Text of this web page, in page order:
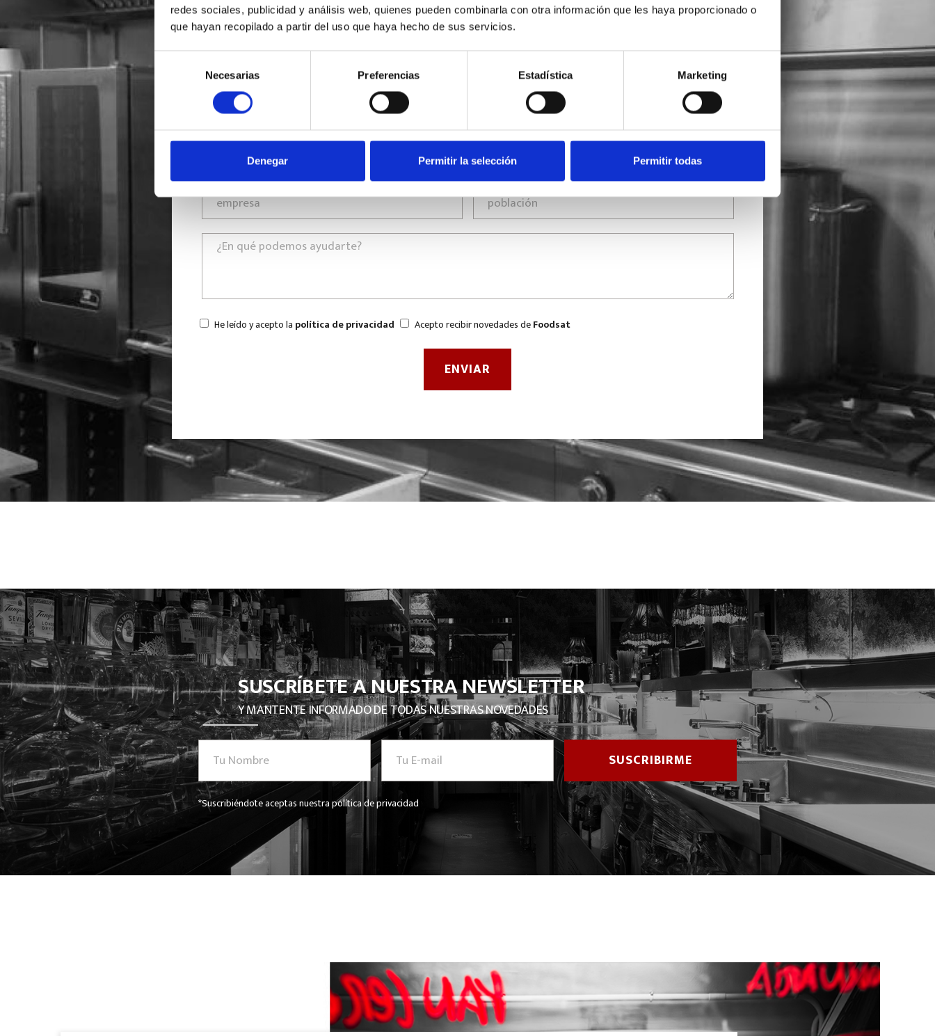
redes sociales, publicidad y análisis web, quienes pueden combinarla con otra información que les haya proporcionado o
que hayan recopilado a partir del uso que haya hecho de sus servicios.
consentimiento
Necesarias Preferencias Estadística Marketing
Denegar Permitir la selección Permitir todas
SOLICITA INFORMACIÓN
He leído y acepto la política de privacidad Acepto recibir novedades deFoodsat
SUSCRÍBETE A NUESTRA NEWSLETTER
Y MANTENTE INFORMADO DE TODAS NUESTRAS NOVEDADES
*Suscribiéndote aceptas nuestra política de privacidad